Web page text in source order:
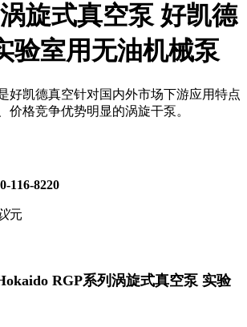
旋式真空泵 好凯德
验室用无油机械泵
好凯德真空针对国内外市场下游应用特点
价格竞争优势明显的涡旋干泵。
116-8220
元
RGP系列涡旋式真空泵 实验